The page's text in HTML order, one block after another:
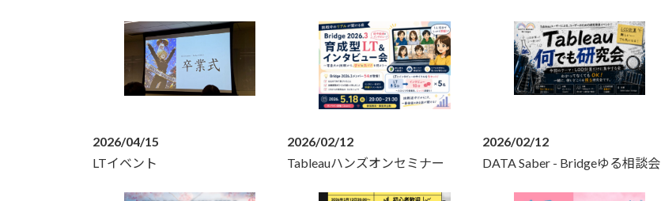
2026/04/15
LTイベント
2026/02/12
Tableauハンズオンセミナー
2026/02/12
DATA Saber - Bridgeゆる相談会